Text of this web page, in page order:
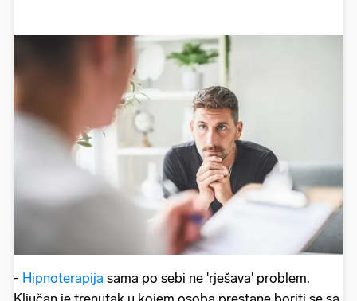
- Hipnoterapija sama po sebi ne 'rješava' problem.